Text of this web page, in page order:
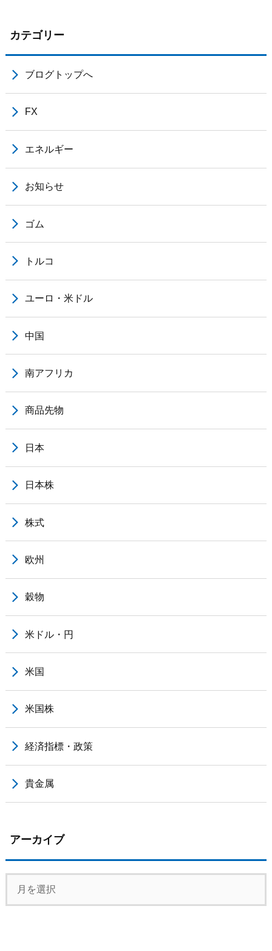
カテゴリー
ブログトップへ
FX
エネルギー
お知らせ
ゴム
トルコ
ユーロ・米ドル
中国
南アフリカ
商品先物
日本
日本株
株式
欧州
穀物
米ドル・円
米国
米国株
経済指標・政策
貴金属
アーカイブ